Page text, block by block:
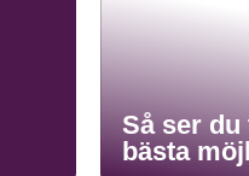
Så ser
bästa